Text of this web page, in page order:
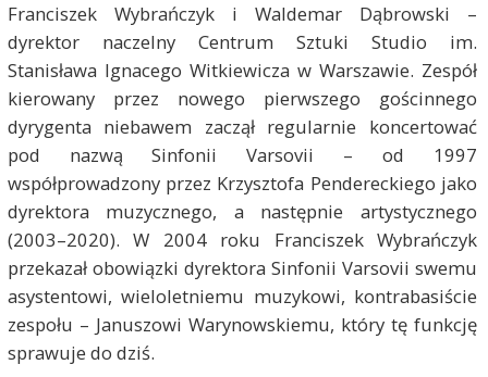
Franciszek Wybrańczyk i Waldemar Dąbrowski –
dyrektor naczelny Centrum Sztuki Studio im.
Stanisława Ignacego Witkiewicza w Warszawie. Zespół
kierowany przez nowego pierwszego gościnnego
dyrygenta niebawem zaczął regularnie koncertować
pod nazwą Sinfonii Varsovii – od 1997
współprowadzony przez Krzysztofa Pendereckiego jako
dyrektora muzycznego, a następnie artystycznego
(2003–2020). W 2004 roku Franciszek Wybrańczyk
przekazał obowiązki dyrektora Sinfonii Varsovii swemu
asystentowi, wieloletniemu muzykowi, kontrabasiście
zespołu – Januszowi Warynowskiemu, który tę funkcję
sprawuje do dziś.